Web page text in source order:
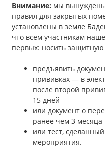
Внимание: мы
правил для закрытых
установлены в земле
что всем участникам
первых: носить защитную
предъявить
прививках — в
после второй
15 дней
или документ о
ранее чем 3 месяца
или тест,
мероприятия.